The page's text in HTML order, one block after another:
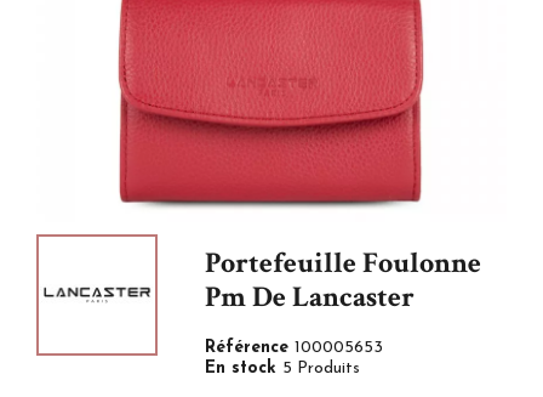
Portefeuille Foulonne
Pm De Lancaster
Référence100005653
En stock 5 Produits